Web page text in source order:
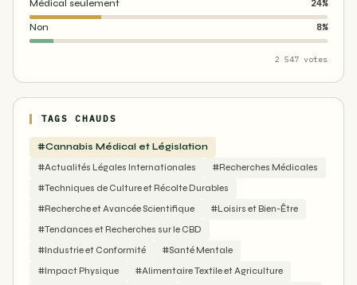
Médical seulement 24%
Non 8%
2 547 votes
TAGS CHAUDS
#Cannabis Médical et Législation
#Actualités Légales Internationales
#Recherches Médicales
#Techniques de Culture et Récolte Durables
#Recherche et Avancée Scientifique
#Loisirs et Bien-Être
#Tendances et Recherches sur le CBD
#Industrie et Conformité
#Santé Mentale
#Impact Physique
#Alimentaire Textile et Agriculture